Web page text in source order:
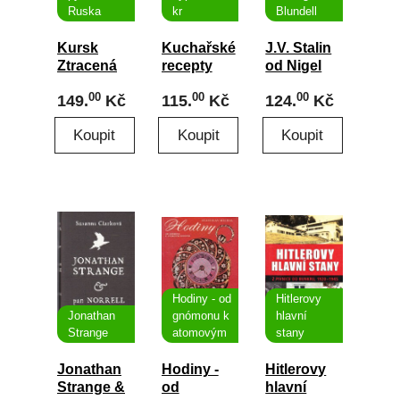
Ruska
Kursk
Ztracená
Ruska od
Peter
Truscott
149.00 Kč
kr
Kuchařské
recepty
krásné
literatury
od
Jaroslava
115.00Kč
Blundell
J.V. Stalin
od Nigel
124.00 Kč
Jonathan
Strange
Jonathan
Strange &
Hodiny - od
gnómonu k
atomovým
Hodiny -
od
Hitlerovy
hlavní
stany
Hitlerovy
hlavní